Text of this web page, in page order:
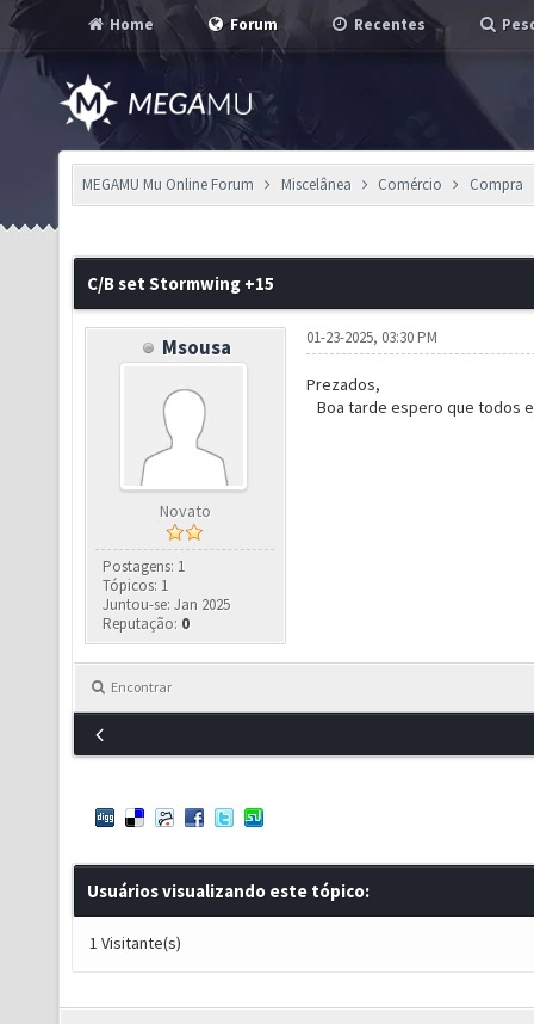
Home Forum Recentes
MEGAMU Mu Online Forum Miscelânea Comércio Compra
C/B set Stormwing +15
Msousa
Novato
Postagens: 1
Tópicos: 1
Juntou-se: Jan 2025
Reputação: 0
01-23-2025, 03:30 PM
Prezados,
Boa tarde espero que todos
Encontrar
Usuários visualizando este tópico:
1 Visitante(s)